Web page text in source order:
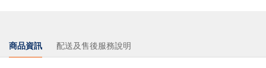
商品資訊 配送及售後服務說明